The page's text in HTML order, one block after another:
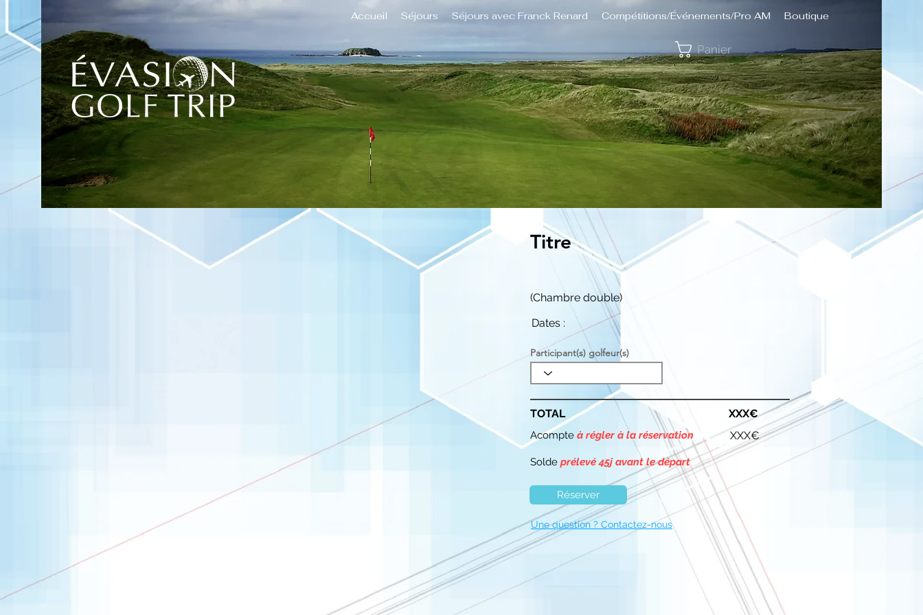
Accueil Séjours Séjours avec Franck Renard Compétitions/Événements/Pro AM Boutique
Panier
Titre
(Chambre double)
Dates :
Participant(s) golfeur(s)
TOTAL XXX€
Acompte à régler à la réservation XXX€
Solde prélevé 45j avant le départ
Réserver
Une question ? Contactez-nous